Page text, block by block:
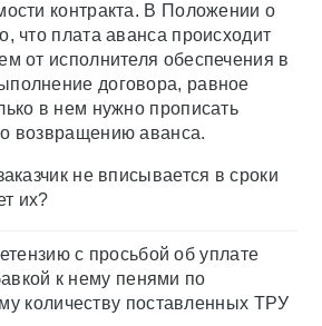
контракта. В Положении о
что плата аванса происходит
от исполнителя обеспечения в
договора, равное
в нем нужно прописать
возвращению аванса.
не вписывается в сроки
их?
с просьбой об уплате
к нему пенями по
количеству поставленных ТРУ